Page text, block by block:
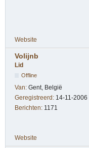
Website
Volijnb
Lid
Offline
Van: Gent, België
Geregistreerd: 14-11-2006
Berichten: 1171
Website